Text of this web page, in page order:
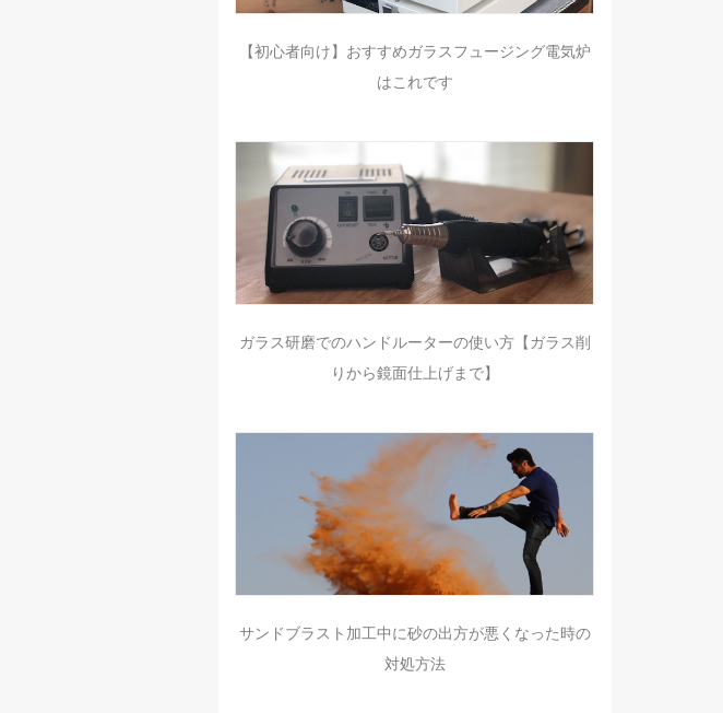
【初心者向け】おすすめガラスフュージング電気炉
はこれです
ガラス研磨でのハンドルーターの使い方【ガラス削
りから鏡面仕上げまで】
サンドブラスト加工中に砂の出方が悪くなった時の
対処方法